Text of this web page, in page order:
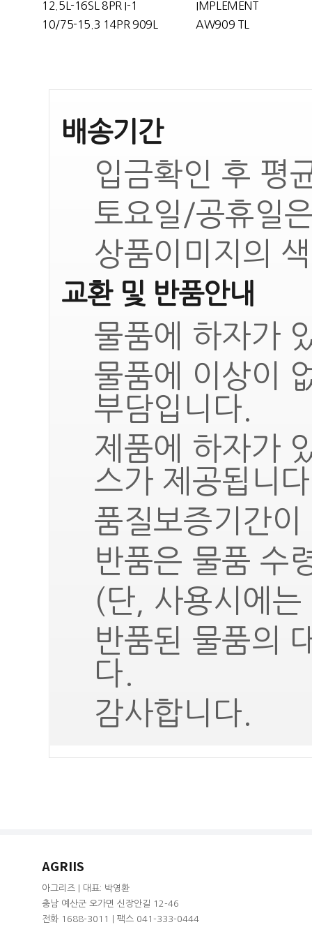
12.5L-16SL 8PR I-1
IMPLEMENT
10/75-15.3 14PR 909L
AW909 TL
배송기간
입금확인 후 평
토요일/공휴일
상품이미지의
교환 및 반품안내
물품에 하자가
물품에 이상이
부담입니다.
제품에 하자가
스가 제공됩니
품질보증기간
반품은 물품 수
(단, 사용시에
반품된 물품의
다.
감사합니다.
AGRIIS
아그리즈 | 대표: 박영환
충남 예산군 오가면 신장안길 12-46
전화 1688-3011 | 팩스 041-333-0444